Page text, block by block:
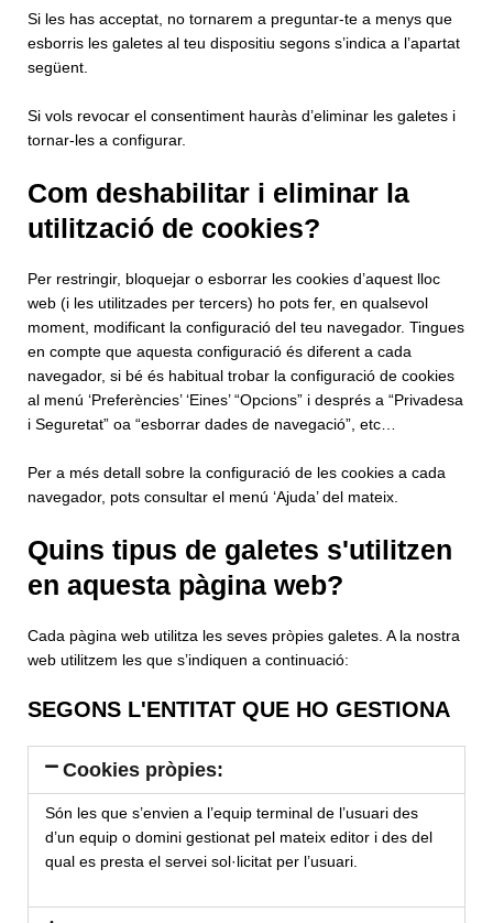
Si les has acceptat, no tornarem a preguntar-te a menys que
esborris les galetes al teu dispositiu segons s’indica a l’apartat
següent.
Si vols revocar el consentiment hauràs d’eliminar les galetes i
tornar-les a configurar.
Com deshabilitar i eliminar la
utilització de cookies?
Per restringir, bloquejar o esborrar les cookies d’aquest lloc
web (i les utilitzades per tercers) ho pots fer, en qualsevol
moment, modificant la configuració del teu navegador. Tingues
en compte que aquesta configuració és diferent a cada
navegador, si bé és habitual trobar la configuració de cookies
al menú ‘Preferències’ ‘Eines’ “Opcions” i després a “Privadesa
i Seguretat” oa “esborrar dades de navegació”, etc…
Per a més detall sobre la configuració de les cookies a cada
navegador, pots consultar el menú ‘Ajuda’ del mateix.
Quins tipus de galetes s'utilitzen
en aquesta pàgina web?
Cada pàgina web utilitza les seves pròpies galetes. A la nostra
web utilitzem les que s’indiquen a continuació:
SEGONS L'ENTITAT QUE HO GESTIONA
Cookies pròpies:
Són les que s’envien a l’equip terminal de l’usuari des
d’un equip o domini gestionat pel mateix editor i des del
qual es presta el servei sol·licitat per l’usuari.